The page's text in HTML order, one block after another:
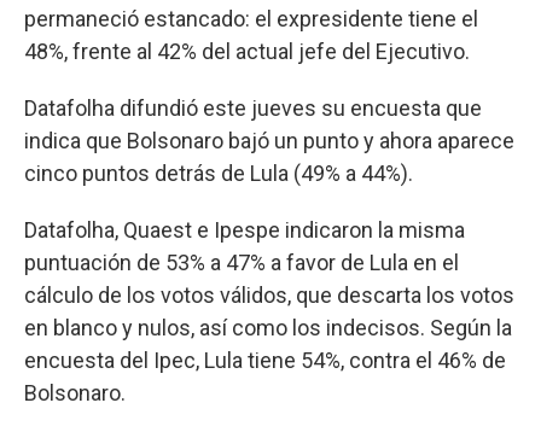
permaneció estancado: el expresidente tiene el
48%, frente al 42% del actual jefe del Ejecutivo.
Datafolha difundió este jueves su encuesta que
indica que Bolsonaro bajó un punto y ahora aparece
cinco puntos detrás de Lula (49% a 44%).
Datafolha, Quaest e Ipespe indicaron la misma
puntuación de 53% a 47% a favor de Lula en el
cálculo de los votos válidos, que descarta los votos
en blanco y nulos, así como los indecisos. Según la
encuesta del Ipec, Lula tiene 54%, contra el 46% de
Bolsonaro.